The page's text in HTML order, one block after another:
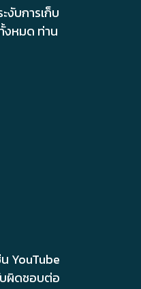
งับการเก็บ
งหมด ท่าน
YouTube
บผิดชอบต่อ